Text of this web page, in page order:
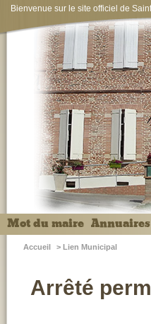
Bienvenue sur le site officiel de
Mot du maire Annuaires
Accueil > Lien Municipal
Arrêté